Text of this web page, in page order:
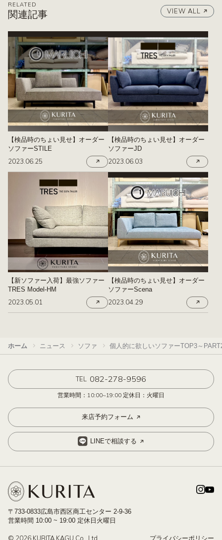
RELATED
関連記事 VIEW ALL
【検品時のちょい見せ】オーダー
ソファーSTILE
2023.06.25
【検品時のちょい見せ】オーダー
ソファーJD
2023.06.03
【新ソファー入荷】最強ソファー
TRES Model-HM
2023.05.01
【検品時のちょい見せ】オーダー
ソファーScena
2023.04.29
ホーム ニュース ソファ 個人的に欲しいソファーTOP3～
TEL 082-278-9596
営業時間：10:00~19:00 定休日：火曜日
来店予約フォーム
LINEで相談する
〒733-0833広島市西区商工センター 2-9-36
営業時間 10:00 ~ 19:00 定休日火曜日
プライバシーポリシー
© 2026 KURITA KAGU Co., Ltd.